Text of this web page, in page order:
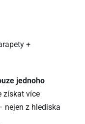
+
jednoho
získat více
nejen z hlediska